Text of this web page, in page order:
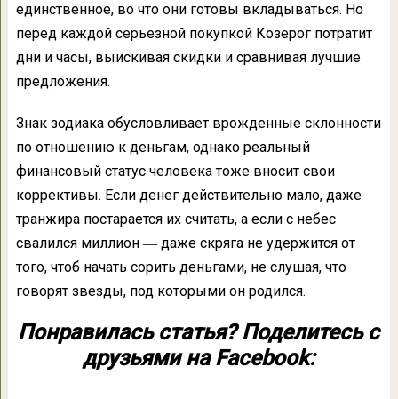
единственное, во что они готовы вкладываться. Но
перед каждой серьезной покупкой Козерог потратит
дни и часы, выискивая скидки и сравнивая лучшие
предложения.
Знак зодиака обусловливает врожденные склонности
по отношению к деньгам, однако реальный
финансовый статус человека тоже вносит свои
коррективы. Если денег действительно мало, даже
транжира постарается их считать, а если с небес
свалился миллион ― даже скряга не удержится от
того, чтоб начать сорить деньгами, не слушая, что
говорят звезды, под которыми он родился.
Понравилась статья? Поделитесь с
друзьями на Facebook: